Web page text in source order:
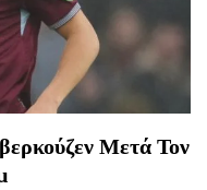
Μετά Τον